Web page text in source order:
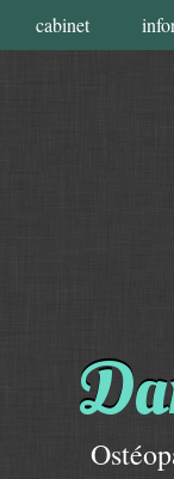
cabinet